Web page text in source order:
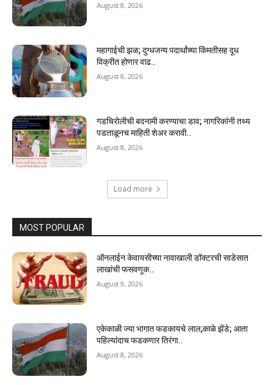
August 8, 2026
महागाईची झळ; दुग्धजन्य पदार्थांच्या किंमतीसह दूध
विक्रीत होणार वाढ..
August 8, 2026
गडचिरोलीची बदनामी करण्याचा डाव; नागरिकांनी तथ्य
पडताळूनच माहिती शेअर करावी..
August 8, 2026
Load more
MOST POPULAR
ऑनलाईन केवायसीच्या नावाखाली डॉक्टरची साडेसात
लाखांची फसवणूक..
August 9, 2026
एकेकाळी ज्या भागात फडकायचे लाल,काळे झेंडे; आता
पहिल्यांदाच फडकणार तिरंगा..
August 8, 2026